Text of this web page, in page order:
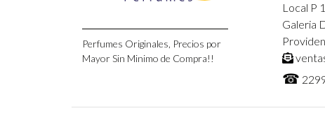
Perfumes Originales, Precios por
Mayor Sin Minimo de Compra!!
Local P
Galeria
☎